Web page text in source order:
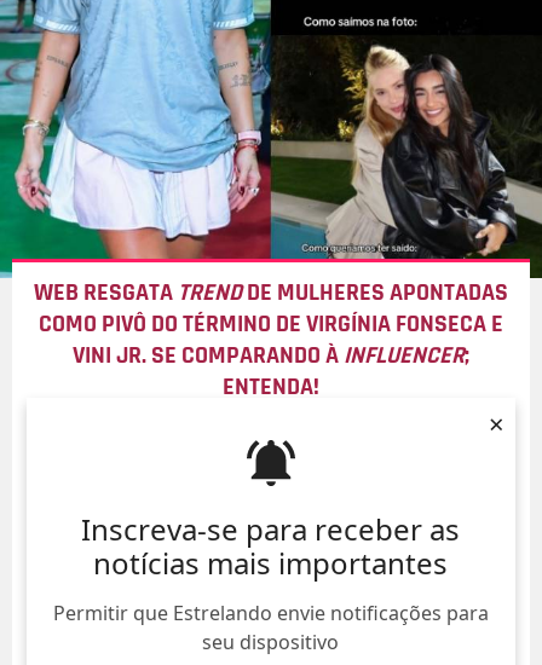
Inscreva-se para receber as
notícias mais importantes
Permitir que Estrelando envie notificações para
seu dispositivo
×
WEB RESGATA TRENDDE MULHERES APONTADAS
COMO PIVÔ DO TÉRMINO DE VIRGÍNIA FONSECA E
VINI JR. SE COMPARANDO ÀINFLUENCER;
ENTENDA!